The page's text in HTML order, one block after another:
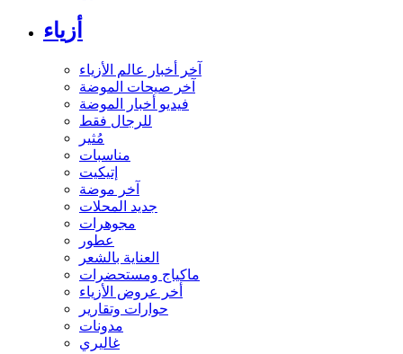
أزياء
آخر أخبار عالم الأزياء
آخر صيحات الموضة
فيديو أخبار الموضة
للرجال فقط
مُثير
مناسبات
إتيكيت
آخر موضة
جديد المحلات
مجوهرات
عطور
العناية بالشعر
ماكياج ومستحضرات
أخر عروض الأزياء
حوارات وتقارير
مدونات
غاليري